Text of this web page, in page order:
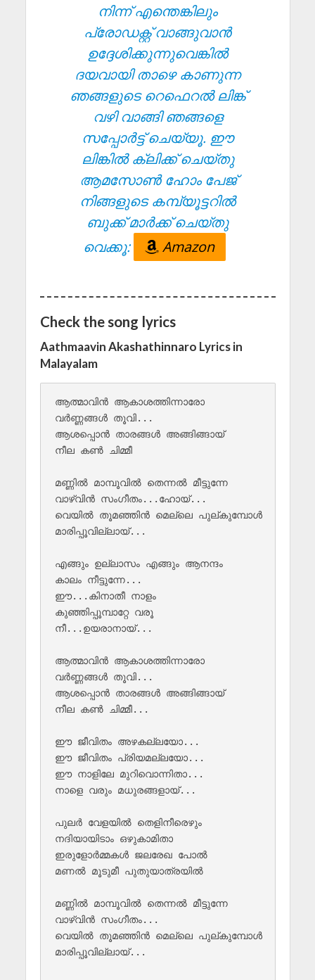
നിന്ന് എന്തെങ്കിലും
പ്രോഡക്റ്റ് വാങ്ങുവാൻ
ഉദ്ദേശിക്കുന്നുവെങ്കിൽ
ദയവായി താഴെ കാണുന്ന
ഞങ്ങളുടെ റെഫെറൽ ലിങ്ക്
വഴി വാങ്ങി ഞങ്ങളെ
സപ്പോർട്ട് ചെയ്യൂ. ഈ
ലിങ്കിൽ ക്ലിക്ക് ചെയ്തു
ആമസോൺ ഹോം പേജ്
നിങ്ങളുടെ കമ്പ്യൂട്ടറിൽ
ബുക്ക് മാർക്ക് ചെയ്തു
വെക്കൂ:
Amazon
Check the song lyrics
Aathmaavin Akashathinnaro Lyrics in
Malayalam
ആത്മാവിൻ ആകാശത്തിന്നാരോ
വർണ്ണങ്ങൾ തൂവി...
ആശപ്പൊൻ താരങ്ങൾ അങ്ങിങ്ങായ്
നീല കൺ ചിമ്മീ
മണ്ണിൽ മാമ്പൂവിൽ തെന്നൽ മീട്ടുന്നേ
വാഴ്വിൻ സംഗീതം...ഹോയ്...
വെയിൽ തൂമഞ്ഞിൻ മെല്ലെ പുല്കുമ്പോൾ
മാരിപ്പൂവില്ലായ്...
എങ്ങും ഉല്ലാസം എങ്ങും ആനന്ദം
കാലം നീട്ടുന്നേ...
ഈ...കിനാതീ നാളം
കുഞ്ഞിപ്പൂമ്പാറ്റേ വരൂ
നീ...ഉയരാനായ്...
ആത്മാവിൻ ആകാശത്തിന്നാരോ
വർണ്ണങ്ങൾ തൂവി...
ആശപ്പൊൻ താരങ്ങൾ അങ്ങിങ്ങായ്
നീല കൺ ചിമ്മീ...
ഈ ജീവിതം അഴകല്ലയോ...
ഈ ജീവിതം പ്രിയമല്ലയോ...
ഈ നാളിലേ മുറിവൊന്നിതാ...
നാളെ വരും മധുരങ്ങളായ്...
പുലർ വേളയിൽ തെളിനീരെഴും
നദിയായിടാം ഒഴുകാമിതാ
ഇരുളോർമ്മകൾ ജലരേഖ പോൽ
മണൽ മൂടുമീ പുതുയാത്രയിൽ
മണ്ണിൽ മാമ്പൂവിൽ തെന്നൽ മീട്ടുന്നേ
വാഴ്വിൻ സംഗീതം...
വെയിൽ തൂമഞ്ഞിൻ മെല്ലെ പുല്കുമ്പോൾ
മാരിപ്പൂവില്ലായ്...